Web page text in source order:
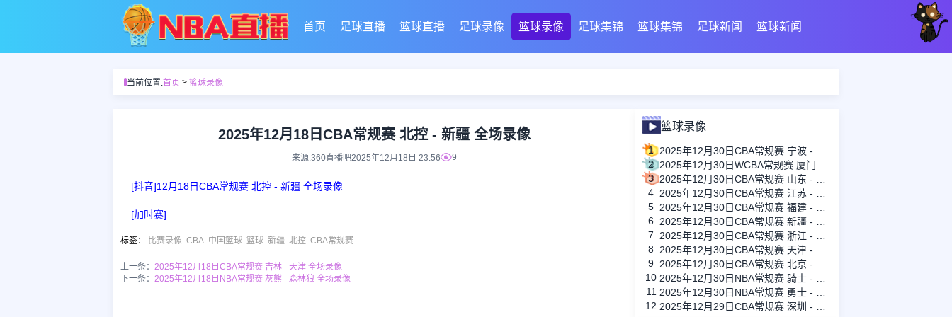
首页 足球直播 篮球直播 足球录像 篮球录像 足球集锦 篮球集锦 足球新闻 篮球新闻
当前位置:首页 > 篮球录像
2025年12月18日CBA常规赛 北控 - 新疆 全场录像
来源:360直播吧2025年12月18日 23:56 9
[抖音]12月18日CBA常规赛 北控 - 新疆 全场录像
[加时赛]
标签： 比赛录像 CBA 中国篮球 篮球 新疆 北控 CBA常规赛
上一条： 2025年12月18日CBA常规赛 吉林 - 天津 全场录像
下一条： 2025年12月18日NBA常规赛 灰熊 - 森林狼 全场录像
篮球录像
1
2
3
4
5
6
7
8
9
10
11
12